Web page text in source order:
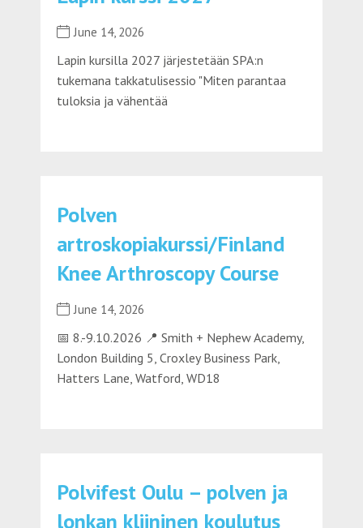
June 14, 2026
Lapin kursilla 2027 järjestetään SPA:n
tukemana takkatulisessio "Miten parantaa
tuloksia ja vähentää
Polven
artroskopiakurssi/Finland
Knee Arthroscopy Course
June 14, 2026
📅 8.-9.10.2026 📍 Smith + Nephew Academy,
London Building 5, Croxley Business Park,
Hatters Lane, Watford, WD18
Polvifest Oulu – polven ja
lonkan kliininen koulutus